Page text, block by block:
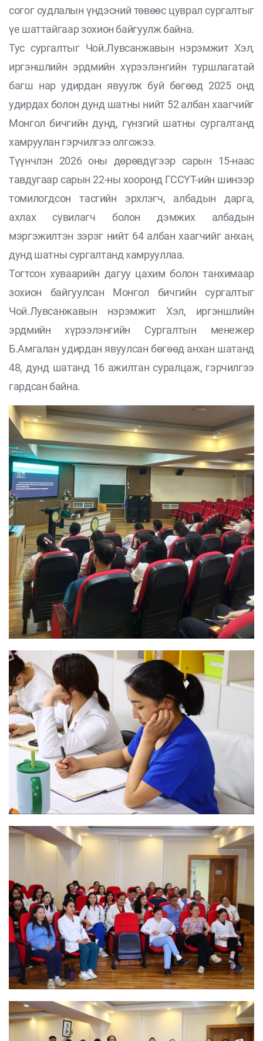
согог судлалын үндэсний төвөөс цуврал сургалтыг
үе шаттайгаар зохион байгуулж байна.
Тус сургалтыг Чой.Лувсанжавын нэрэмжит Хэл,
иргэншлийн эрдмийн хүрээлэнгийн туршлагатай
багш нар удирдан явуулж буй бөгөөд 2025 онд
удирдах болон дунд шатны нийт 52 албан хаагчийг
Монгол бичгийн дунд, гүнзгий шатны сургалтанд
хамруулан гэрчилгээ олгожээ.
Түүнчлэн 2026 оны дөрөвдүгээр сарын 15-наас
тавдугаар сарын 22-ны хооронд ГССҮТ-ийн шинээр
томилогдсон тасгийн эрхлэгч, албадын дарга,
ахлах сувилагч болон дэмжих албадын
мэргэжилтэн зэрэг нийт 64 албан хаагчийг анхан,
дунд шатны сургалтанд хамрууллаа.
Тогтсон хуваарийн дагуу цахим болон танхимаар
зохион байгуулсан Монгол бичгийн сургалтыг
Чой.Лувсанжавын нэрэмжит Хэл, иргэншлийн
эрдмийн хүрээлэнгийн Сургалтын менежер
Б.Амгалан удирдан явуулсан бөгөөд анхан шатанд
48, дунд шатанд 16 ажилтан суралцаж, гэрчилгээ
гардсан байна.